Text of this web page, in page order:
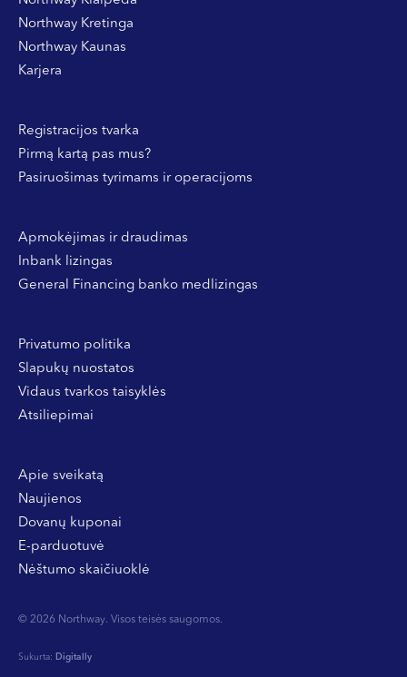
Northway Kretinga
Northway Kaunas
Karjera
Registracijos tvarka
Pirmą kartą pas mus?
Pasiruošimas tyrimams ir operacijoms
Apmokėjimas ir draudimas
Inbank lizingas
General Financing banko medlizingas
Privatumo politika
Slapukų nuostatos
Vidaus tvarkos taisyklės
Atsiliepimai
Apie sveikatą
Naujienos
Dovanų kuponai
E-parduotuvė
Nėštumo skaičiuoklė
© 2026 Northway. Visos teisės saugomos.
Sukurta: Digitally